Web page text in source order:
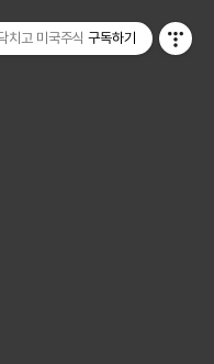
치고 미국주식 구독하기